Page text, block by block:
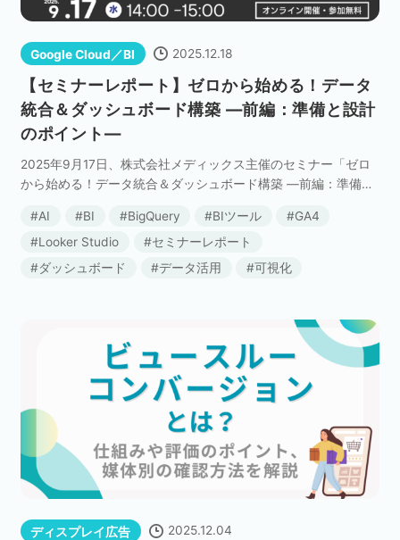
Google Cloud／BI 2025.12.18
【セミナーレポート】ゼロから始める！データ
統合＆ダッシュボード構築 ―前編：準備と設計
のポイント―
2025年9月17日、株式会社メディックス主催のセミナー「ゼロ
から始める！データ統合＆ダッシュボード構築 ―前編：準備と
ティング領域において、広告データ、Webサ […]
AI BI BigQuery BIツール
GA4
Looker Studio
セミナーレポート
ダッシュボード
データ活用 可視化
ディスプレイ広告 2025.12.04